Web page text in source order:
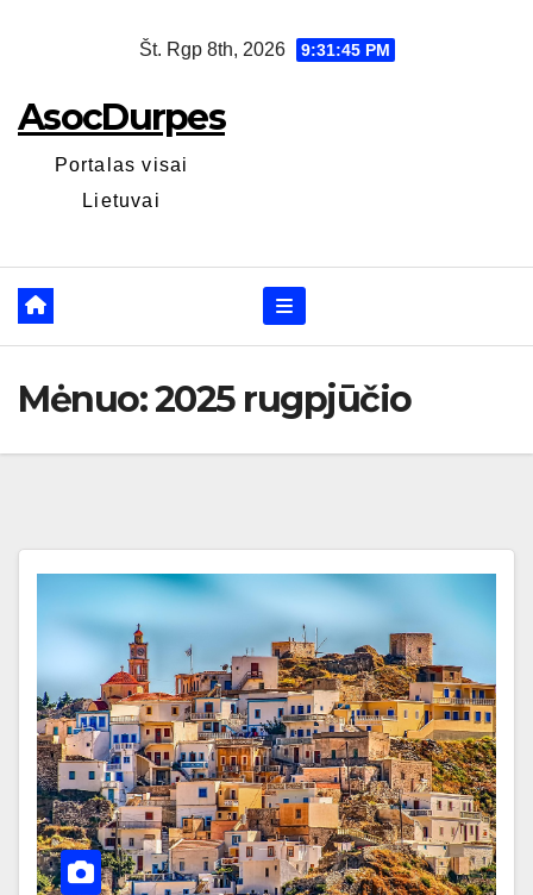
Št. Rgp 8th, 2026 9:31:45 PM
AsocDurpes
Portalas visai
Lietuvai
Mėnuo:2025 rugpjūčio